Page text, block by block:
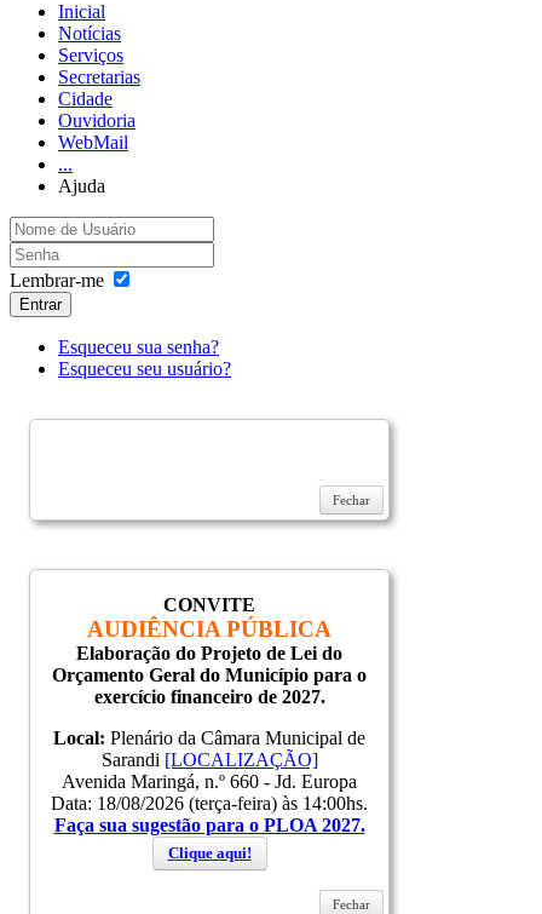
Inicial
Notícias
Serviços
Secretarias
Cidade
Ouvidoria
WebMail
...
Ajuda
Lembrar-me
Entrar
Esqueceu sua senha?
Esqueceu seu usuário?
Fechar
CONVITE
AUDIÊNCIA PÚBLICA
Elaboração do Projeto de Lei do
Orçamento Geral do Município para o
exercício financeiro de 2027.
Local: Plenário da Câmara Municipal de
Sarandi [LOCALIZAÇÃO]
Avenida Maringá, n.º 660 - Jd. Europa
Data: 18/08/2026 (terça-feira) às 14:00hs.
Faça sua sugestão para o PLOA 2027.
Clique aqui!
Fechar